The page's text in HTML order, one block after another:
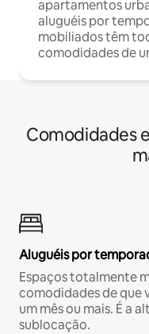
apartamentos
aluguéis por
mobiliados têm
comodidades de
Comodidades
Aluguéis por
Espaços totalmente
comodidades de que
um mês ou mais. É a
sublocação.